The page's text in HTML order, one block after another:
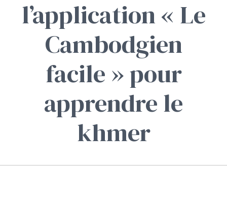
l’application « Le
Cambodgien
facile » pour
apprendre le
khmer